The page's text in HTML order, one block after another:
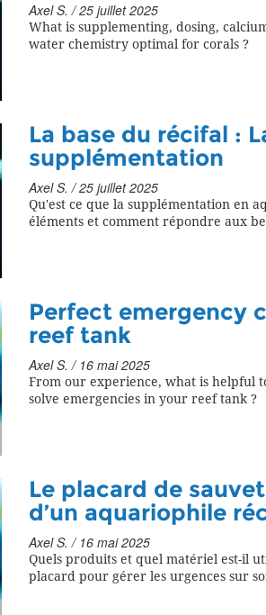
Axel S. / 25 juillet 2025
What is supplementing, dosing,
water chemistry optimal for corals ?
La base du récifal :
supplémentation
Axel S. / 25 juillet 2025
Qu'est ce que la supplémentation en
éléments et comment répondre aux
Perfect emergency
reef tank
Axel S. / 16 mai 2025
From our experience, what is helpful
solve emergencies in your reef tank ?
Le placard de
d’un aquariophile
Axel S. / 16 mai 2025
Quels produits et quel matériel est-il
placard pour gérer les urgences sur